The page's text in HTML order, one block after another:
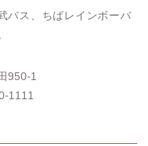
バス、ちばレインボーバ
950-1
1111